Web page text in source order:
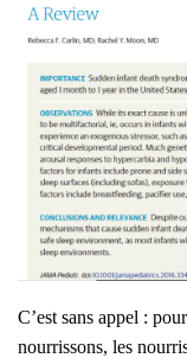
C’est sans appel :
nour­ris­sons, les